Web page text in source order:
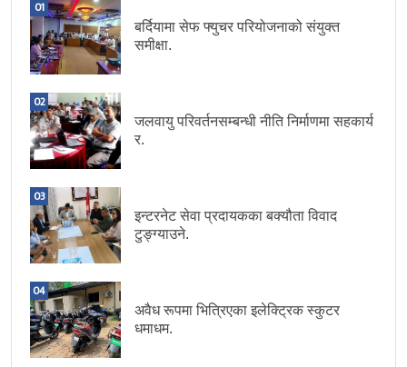
01
बर्दियामा सेफ फ्युचर परियोजनाको संयुक्त
समीक्षा.
02
जलवायु परिवर्तनसम्बन्धी नीति निर्माणमा सहकार्य
र.
03
इन्टरनेट सेवा प्रदायकका बक्यौता विवाद
टुङ्ग्याउने.
04
अवैध रूपमा भित्रिएका इलेक्ट्रिक स्कुटर
धमाधम.